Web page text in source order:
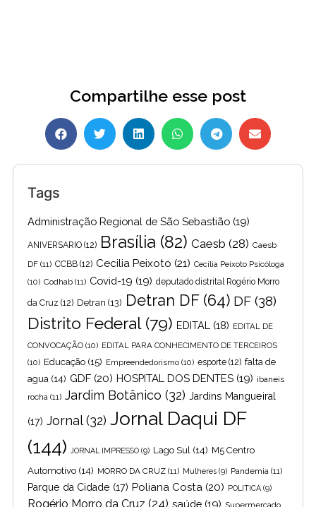
Compartilhe esse post
Tags
Administração Regional de São Sebastião (19)
ANIVERSARIO (12) Brasília (82) Caesb (28) Caesb
DF (11) CCBB (12) Cecilia Peixoto (21) Cecília Peixoto Psicóloga
(10) Codhab (11) Covid-19 (19) deputado distrital Rogério Morro
da Cruz (12) Detran (13) Detran DF(64) DF (38)
Distrito Federal(79) EDITAL (18) EDITAL DE
CONVOCAÇÃO (10) EDITAL PARA CONHECIMENTO DE TERCEIROS
(10) Educação (15) Empreendedorismo (10) esporte (12) falta de
agua (14) GDF (20) HOSPITAL DOS DENTES (19) ibaneis
rocha (11) Jardim Botânico (32) Jardins Mangueiral
(17) Jornal(32) Jornal Daqui DF
(144)
JORNAL IMPRESSO (9) Lago Sul (14) M5 Centro
Automotivo (14) MORRO DA CRUZ (11) Mulheres (9) Pandemia (11)
Parque da Cidade (17) Poliana Costa (20) POLITICA (9)
Rogério Morro da Cruz (24) saúde (19) Supermercado